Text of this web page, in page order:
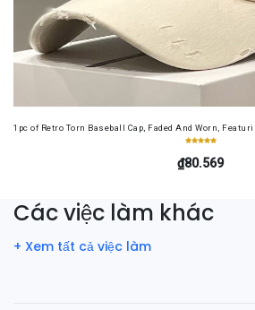
1pc of Retro Torn Baseball Cap, Faded And Worn,
₫80.569
Các việc làm khác
+ Xem tất cả việc làm